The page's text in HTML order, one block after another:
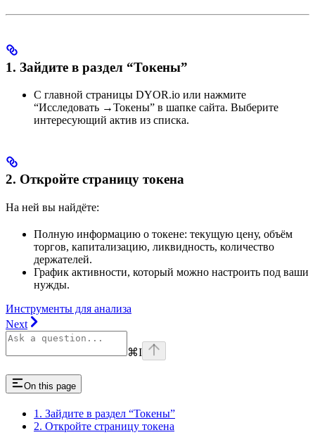
1. Зайдите в раздел “Токены”
С главной страницы DYOR.io или нажмите
“Исследовать →Токены” в шапке сайта. Выберите
интересующий актив из списка.
2. Откройте страницу токена
На ней вы найдёте:
Полную информацию о токене: текущую цену, объём
торгов, капитализацию, ликвидность, количество
держателей.
График активности, который можно настроить под ваши
нужды.
Инструменты для анализа
Next
⌘I
On this page
1. Зайдите в раздел “Токены”
2. Откройте страницу токена